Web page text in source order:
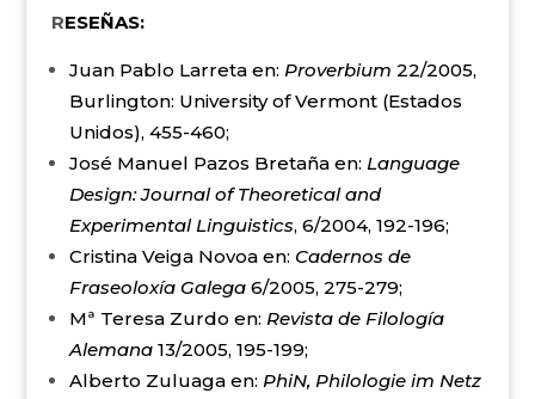
RESEÑAS:
Juan Pablo Larreta en: Proverbium 22/2005,
Burlington: University of Vermont (Estados
Unidos), 455-460;
José Manuel Pazos Bretaña en: Language
Design: Journal of Theoretical and
Experimental Linguistics, 6/2004, 192-196;
Cristina Veiga Novoa en: Cadernos de
Fraseoloxía Galega6/2005, 275-279;
Mª Teresa Zurdo en: Revista de Filología
Alemana13/2005, 195-199;
Alberto Zuluaga en: PhiN, Philologie im Netz